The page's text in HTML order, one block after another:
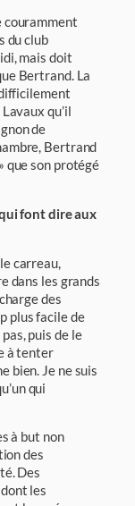
couramment
du club
mais doit
Bertrand. La
qu’il
de
Bertrand
que son protégé
font dire aux
carreau,
dans les grands
des
plus facile de
puis de le
à tenter
bien. Je ne suis
qui
à but non
des
Des
les